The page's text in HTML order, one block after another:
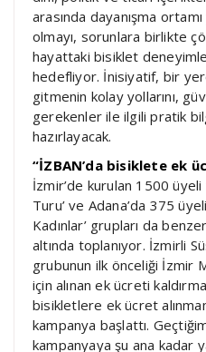
arasında dayanışma
olmayı, sorunlara birlikte
hayattaki bisiklet
hedefliyor. İnisiyatif, bir
gitmenin kolay yollarını,
gerekenler ile ilgili pratik
hazırlayacak.
“İZBAN’da bisiklete ek
İzmir’de kurulan 1500 üyeli
Turu’ ve Adana’da 375
Kadınlar’ grupları da
altında toplanıyor. İzmirli
grubunun ilk önceliği İzmir
için alınan ek ücreti
bisikletlere ek ücret
kampanya başlattı.
kampanyaya şu ana kadar